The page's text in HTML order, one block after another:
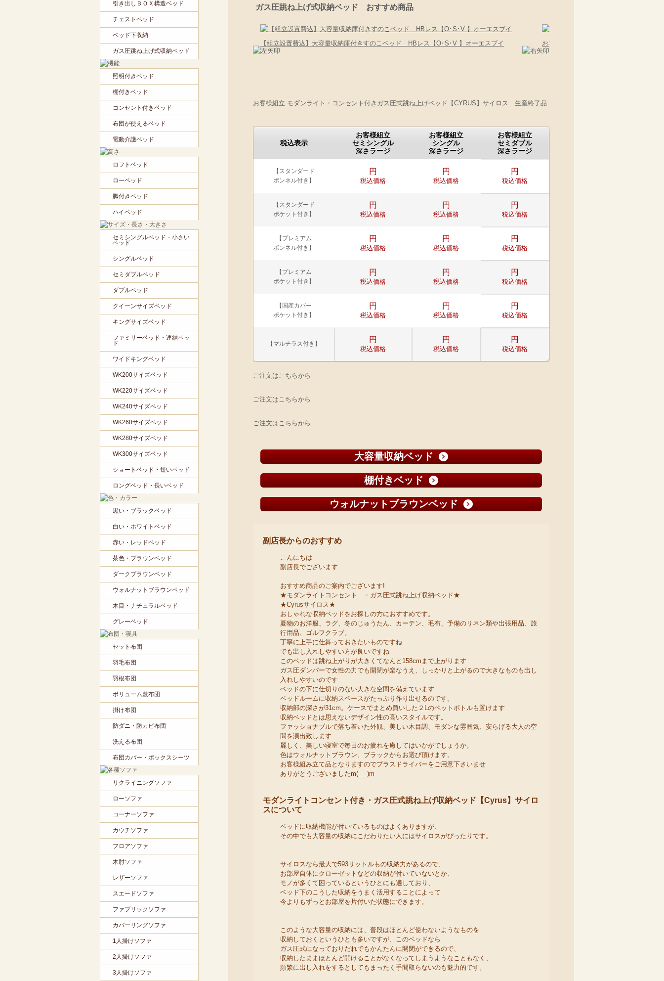
ガス圧跳ね上げ式収納ベッド おすすめ商品
【組立設置費込】大容量収納庫付きすのこベッド HBレス【O･S･V 】オーエスブイ お客様組立 棚・コンセント付国産大型サ
お客様組立 モダンライト・コンセント付きガス圧式跳ね上げベッド【CYRUS】サイロス 生産終了品
税込表示
お客様組立
セミシングル
深さラージ
お客様組立
シングル
深さラージ
お客様組立
セミダブル
深さラージ
【スタンダード
ボンネル付き】
円
税込価格
円
税込価格
円
税込価格
【スタンダード
ポケット付き】
円
税込価格
円
税込価格
円
税込価格
【プレミアム
ボンネル付き】
円
税込価格
円
税込価格
円
税込価格
【プレミアム
ポケット付き】
円
税込価格
円
税込価格
円
税込価格
【国産カバー
ポケット付き】
円
税込価格
円
税込価格
円
税込価格
【マルチラス付き】 円
税込価格
円
税込価格
円
税込価格
ご注文はこちらから
ご注文はこちらから
ご注文はこちらから
大容量収納ベッド
棚付きベッド
ウォルナットブラウンベッド
副店長からのおすすめ
こんにちは
副店長でございます
おすすめ商品のご案内でございます!
★モダンライトコンセント ・ガス圧式跳ね上げ収納ベッド★
★Cyrusサイロス★
おしゃれな収納ベッドをお探しの方におすすめです。
夏物のお洋服、ラグ、冬のじゅうたん、カーテン、毛布、予備のリネン類や出張用品、旅
行用品、ゴルフクラブ。
丁寧に上手に仕舞っておきたいものですね
でも出し入れしやすい方が良いですね
このベッドは跳ね上がりが大きくてなんと158cmまで上がります
ガス圧ダンパーで女性の力でも開閉が楽なうえ、しっかりと上がるので大きなものも出し
入れしやすいのです
ベッドの下に仕切りのない大きな空間を備えています
ベッドルームに収納スペースがたっぷり作り出せるのです。
収納部の深さが31cm。ケースでまとめ買いした２Lのペットボトルも置けます
収納ベッドとは思えないデザイン性の高いスタイルです。
ファッショナブルで落ち着いた外観、美しい木目調、モダンな雰囲気、安らげる大人の空
間を演出致します
麗しく、美しい寝室で毎日のお疲れを癒してはいかがでしょうか。
色はウォルナットブラウン、ブラックからお選び頂けます。
お客様組み立て品となりますのでプラスドライバーをご用意下さいませ
ありがとうございましたm(_ _)m
モダンライトコンセント付き・ガス圧式跳ね上げ収納ベッド【Cyrus】サイロ
スについて
ベッドに収納機能が付いているものはよくありますが、
その中でも大容量の収納にこだわりたい人にはサイロスがぴったりです。
サイロスなら最大で593リットルもの収納力があるので、
お部屋自体にクローゼットなどの収納が付いていないとか、
モノが多くて困っているというひとにも適しており、
ベッド下のこうした収納をうまく活用することによって
今よりもずっとお部屋を片付いた状態にできます。
このような大容量の収納には、普段はほとんど使わないようなものを
収納しておくというひとも多いですが、このベッドなら
ガス圧式になっておりだれでもかんたんに開閉ができるので、
収納したままほとんど開けることがなくなってしまうようなこともなく、
頻繁に出し入れをするとしてもまったく手間取らないのも魅力的です。
引き出しＢＯＸ構造ベッド
チェストベッド
ベッド下収納
ガス圧跳ね上げ式収納ベッド
照明付きベッド
棚付きベッド
コンセント付きベッド
布団が使えるベッド
電動介護ベッド
ロフトベッド
ローベッド
脚付きベッド
ハイベッド
セミシングルベッド・小さい
ベッド
シングルベッド
セミダブルベッド
ダブルベッド
クイーンサイズベッド
キングサイズベッド
ファミリーベッド・連結ベッ
ド
ワイドキングベッド
WK200サイズベッド
WK220サイズベッド
WK240サイズベッド
WK260サイズベッド
WK280サイズベッド
WK300サイズベッド
ショートベッド・短いベッド
ロングベッド・長いベッド
黒い・ブラックベッド
白い・ホワイトベッド
赤い・レッドベッド
茶色・ブラウンベッド
ダークブラウンベッド
ウォルナットブラウンベッド
木目・ナチュラルベッド
グレーベッド
セット布団
羽毛布団
羽根布団
ボリューム敷布団
掛け布団
防ダニ・防カビ布団
洗える布団
布団カバー・ボックスシーツ
リクライニングソファ
ローソファ
コーナーソファ
カウチソファ
フロアソファ
木肘ソファ
レザーソファ
スエードソファ
ファブリックソファ
カバーリングソファ
1人掛けソファ
2人掛けソファ
3人掛けソファ